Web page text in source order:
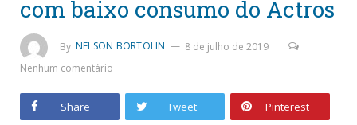
com baixo consumo do Actros
By NELSON BORTOLIN
8 de julho de 2019
Nenhum comentário
Share Tweet Pinterest